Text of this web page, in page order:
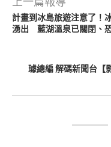
計畫到冰島旅遊注意了！
湧出 藍湖溫泉已關閉、
璩總編 解碼新聞台